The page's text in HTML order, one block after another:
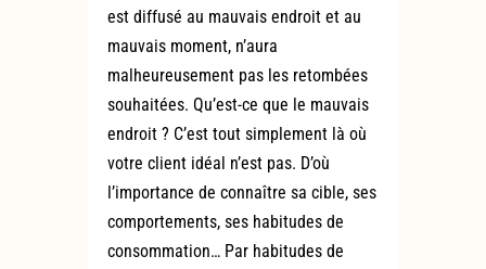
est diffusé au mauvais endroit et au
mauvais moment, n’aura
malheureusement pas les retombées
souhaitées. Qu’est-ce que le mauvais
endroit ? C’est tout simplement là où
votre client idéal n’est pas. D’où
l’importance de connaître sa cible, ses
comportements, ses habitudes de
consommation… Par habitudes de